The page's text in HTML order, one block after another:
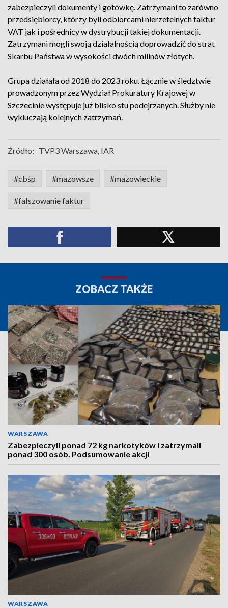
zabezpieczyli dokumenty i gotówkę. Zatrzymani to zarówno
przedsiębiorcy, którzy byli odbiorcami nierzetelnych faktur
VAT jak i pośrednicy w dystrybucji takiej dokumentacji.
Zatrzymani mogli swoją działalnością doprowadzić do strat
Skarbu Państwa w wysokości dwóch milinów złotych.
Grupa działała od 2018 do 2023 roku. Łącznie w śledztwie
prowadzonym przez Wydział Prokuratury Krajowej w
Szczecinie występuje już blisko stu podejrzanych. Służby nie
wykluczają kolejnych zatrzymań.
Źródło: TVP3 Warszawa, IAR
#cbśp #mazowsze #mazowieckie
#fałszowanie faktur
ZOBACZ TAKŻE
WARSZAWA
Zabezpieczyli ponad 72 kg narkotyków i zatrzymali
ponad 300 osób. Podsumowanie akcji
WARSZAWA